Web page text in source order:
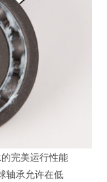
完美运行性能
轴承允许在低